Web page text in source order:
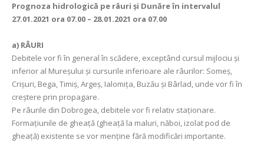
Prognoza hidrologică pe râuri şi Dunăre în intervalul
27.01.2021 ora 07.00 – 28.01.2021 ora 07.00
a) RÂURI
Debitele vor fi în general în scădere, exceptând cursul mijlociu şi
inferior al Mureşului şi cursurile inferioare ale râurilor: Someş,
Crişuri, Bega, Timiş, Argeş, Ialomița, Buzău şi Bârlad, unde vor fi în
creştere prin propagare.
Pe râurile din Dobrogea, debitele vor fi relativ staționare.
Formațiunile de gheață (gheaţă la maluri, năboi, izolat pod de
gheață) existente se vor menține fără modificări importante.